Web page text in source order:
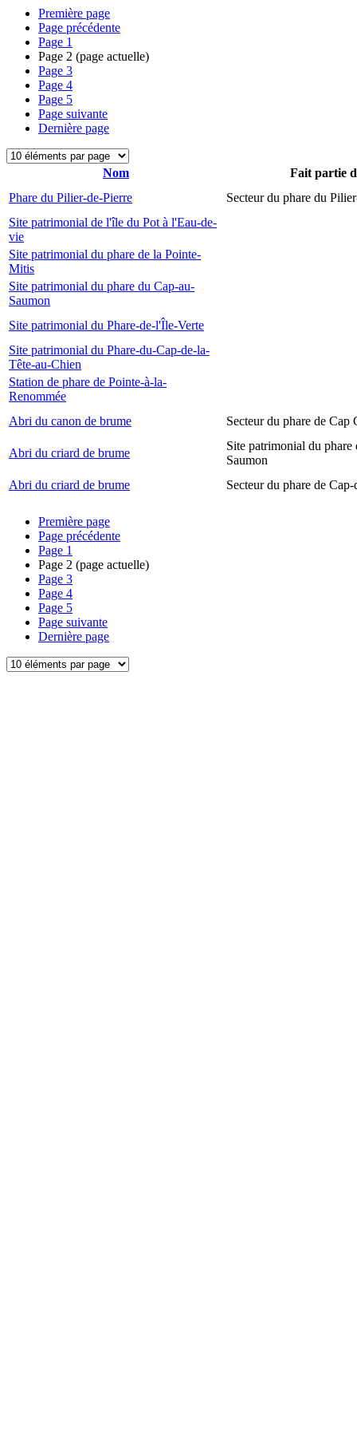
Première page
Page précédente
Page 1
Page 2 (page actuelle)
Page 3
Page 4
Page 5
Page suivante
Dernière page
Nom
Fait partie
Phare du Pilier-de-Pierre
Secteur du phare du
Site patrimonial de l'île du Pot à l'Eau-de-
vie
Site patrimonial du phare de la Pointe-
Mitis
Site patrimonial du phare du Cap-au-
Saumon
Site patrimonial du Phare-de-l'Île-Verte
Site patrimonial du Phare-du-Cap-de-la-
Tête-au-Chien
Station de phare de Pointe-à-la-
Renommée
Abri du canon de brume
Secteur du phare de Cap
Abri du criard de brume
Site patrimonial du phare
Saumon
Abri du criard de brume
Secteur du phare de Cap-
Première page
Page précédente
Page 1
Page 2 (page actuelle)
Page 3
Page 4
Page 5
Page suivante
Dernière page